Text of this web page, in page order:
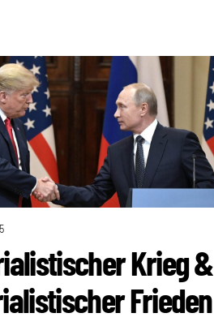
Krieg &
Frieden